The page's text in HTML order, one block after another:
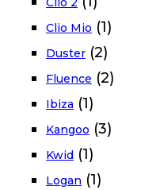
Clio Mio (1)
Duster (2)
Fluence (2)
Ibiza (1)
Kangoo (3)
Kwid (1)
Logan (1)